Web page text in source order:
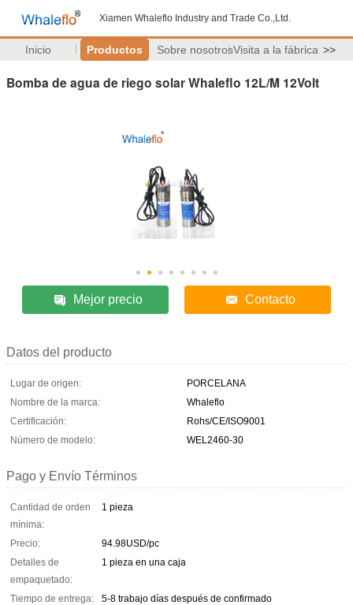
Xiamen Whaleflo Industry and Trade Co.,Ltd.
Inicio Productos Sobre nosotrosVisita a la fábrica >>
Bomba de agua de riego solar Whaleflo 12L/M 12Volt
Mejor precio Contacto
Datos del producto
Lugar de origen:
PORCELANA
Nombre de la marca:
Whaleflo
Certificación:
Rohs/CE/ISO9001
Número de modelo:
WEL2460-30
Pago y Envío Términos
Cantidad de orden
mínima:
1 pieza
Precio:
94.98USD/pc
Detalles de
empaquetado:
1 pieza en una caja
Tiempo de entrega:
5-8 trabajo días después de confirmado